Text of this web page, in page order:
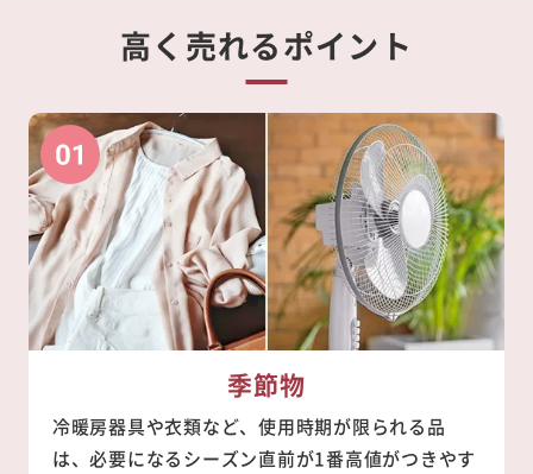
高く売れるポイント
季節物
冷暖房器具や衣類など、使用時期が限られる品
は、必要になるシーズン直前が1番高値がつきやす